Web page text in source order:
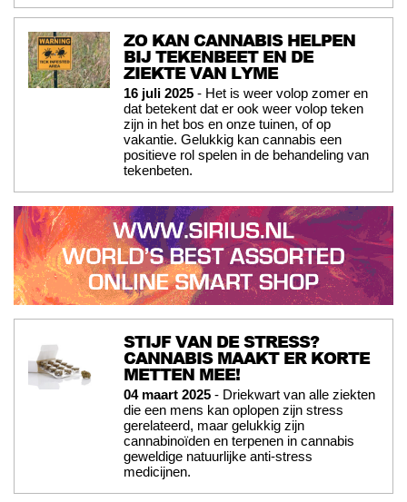
ZO KAN CANNABIS HELPEN
BIJ TEKENBEET EN DE
ZIEKTE VAN LYME
16 juli 2025 - Het is weer volop zomer en
dat betekent dat er ook weer volop teken
zijn in het bos en onze tuinen, of op
vakantie. Gelukkig kan cannabis een
positieve rol spelen in de behandeling van
tekenbeten.
STIJF VAN DE STRESS?
CANNABIS MAAKT ER KORTE
METTEN MEE!
04 maart 2025 - Driekwart van alle ziekten
die een mens kan oplopen zijn stress
gerelateerd, maar gelukkig zijn
cannabinoïden en terpenen in cannabis
geweldige natuurlijke anti-stress
medicijnen.